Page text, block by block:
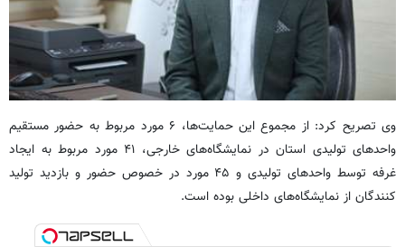
وی تصریح کرد: از مجموع این حمایت‌ها، ۶ مورد مربوط به حضور مستقیم
واحدهای تولیدی استان در نمایشگاه‌های خارجی، ۴۱ مورد مربوط به ایجاد
غرفه توسط واحدهای تولیدی و ۴۵ مورد در خصوص حضور و بازدید تولید
کنندگان از نمایشگاه‌های داخلی بوده است.